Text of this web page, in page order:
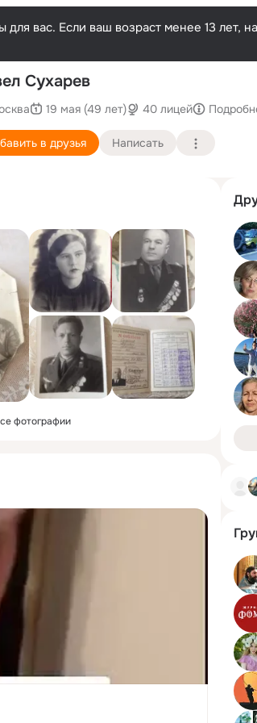
вас. Если ваш возраст менее 13 лет,
Сухарев
19 мая (49 лет) 40 лицей
в друзья Написать
фотографии